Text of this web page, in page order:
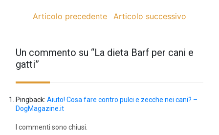
Articolo precedente Articolo successivo
Un commento su “La dieta Barf per cani e
gatti”
Pingback:Aiuto! Cosa fare contro pulci e zecche nei cani? –
DogMagazine.it
I commenti sono chiusi.